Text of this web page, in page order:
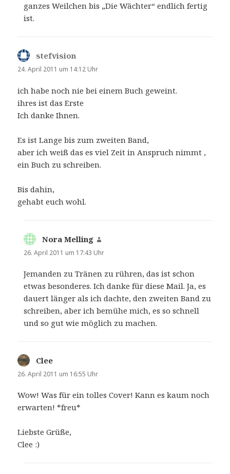
ganzes Weilchen bis „Die Wächter“ endlich fertig
ist.
stefvision
24. April 2011 um 14:12 Uhr
ich habe noch nie bei einem Buch geweint.
ihres ist das Erste
Ich danke Ihnen.
Es ist Lange bis zum zweiten Band,
aber ich weiß das es viel Zeit in Anspruch nimmt ,
ein Buch zu schreiben.
Bis dahin,
gehabt euch wohl.
Nora Melling
26. April 2011 um 17:43 Uhr
Jemanden zu Tränen zu rühren, das ist schon
etwas besonderes. Ich danke für diese Mail. Ja, es
dauert länger als ich dachte, den zweiten Band zu
schreiben, aber ich bemühe mich, es so schnell
und so gut wie möglich zu machen.
Clee
26. April 2011 um 16:55 Uhr
Wow! Was für ein tolles Cover! Kann es kaum noch
erwarten! *freu*
Liebste Grüße,
Clee :)